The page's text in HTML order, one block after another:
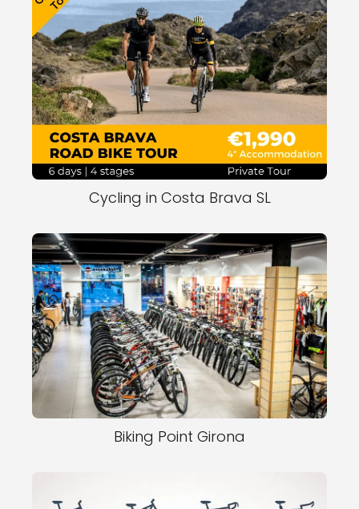
Cycling in Costa Brava SL
Biking Point Girona